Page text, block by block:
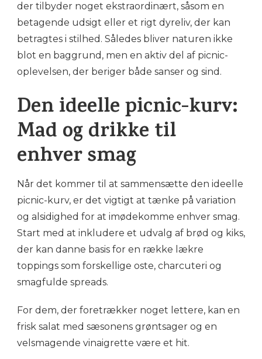
der tilbyder noget ekstraordinært, såsom en
betagende udsigt eller et rigt dyreliv, der kan
betragtes i stilhed. Således bliver naturen ikke
blot en baggrund, men en aktiv del af picnic-
oplevelsen, der beriger både sanser og sind.
Den ideelle picnic-kurv:
Mad og drikke til
enhver smag
Når det kommer til at sammensætte den ideelle
picnic-kurv, er det vigtigt at tænke på variation
og alsidighed for at imødekomme enhver smag.
Start med at inkludere et udvalg af brød og kiks,
der kan danne basis for en række lækre
toppings som forskellige oste, charcuteri og
smagfulde spreads.
For dem, der foretrækker noget lettere, kan en
frisk salat med sæsonens grøntsager og en
velsmagende vinaigrette være et hit.